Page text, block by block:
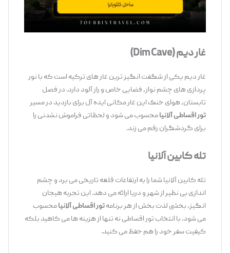
غار دیم(Dim Cave)
غار دیم یکی از شگفت ‌انگیز ترین غار های ترکیه است که با نور
پردازی ‌های چشم ‌نواز، فضایی خاص و راز آلود دارد. در فصل
تابستان، هوای خنک این غار مکانی ایده‌ آل برای بازدید در مسیر
تور اقساطی آلانیامحسوب می‌ شود و لحظاتی فراموش ‌نشدنی را
برای گردشگران رقم می ‌زند.
تله‌ کابین آلانیا
تله‌ کابین آلانیا شما را به ارتفاعات قلعه تاریخی می ‌برد و چشم
‌اندازی بی ‌نظیر از شهر و دریا ارائه می ‌دهد. این تجربه هیجان
‌انگیز، بخشی لذت ‌بخش از هر برنامهتور اقساطی آلانیامحسوب
می ‌شود. با انتخاب تور اقساطی نه ‌تنها از هزینه‌ ها می ‌کاهید بلکه
کیفیت سفر خود را هم حفظ می‌ کنید.